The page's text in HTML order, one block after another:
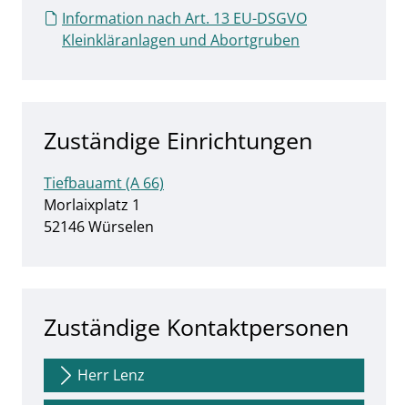
Information nach Art. 13 EU-DSGVO
Kleinkläranlagen und Abortgruben
Zuständige Einrichtungen
Tiefbauamt (A 66)
Straße:
Morlaixplatz Hausnummer:
1
PLZ:
52146Ort:
Würselen
Zuständige Kontaktpersonen
Herr Lenz